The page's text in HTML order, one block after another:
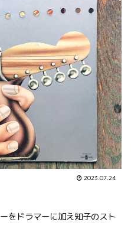
2023.07.24
をドラマーに加え知子のスト